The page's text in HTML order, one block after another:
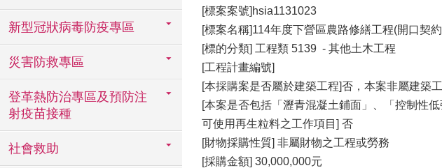
新型冠狀病毒防疫專區
災害防救專區
登革熱防治專區及預防注
射疫苗接種
社會救助
[標案案號]hsia1131023
[標案名稱]114年度下營區農路修繕工程(開口契
[標的分類] 工程類 5139 - 其他土木工程
[工程計畫編號]
[本採購案是否屬於建築工程]否，本案非屬建築
[本案是否包括「瀝青混凝土鋪面」、「控制性
可使用再生粒料之工作項目] 否
[財物採購性質] 非屬財物之工程或勞務
[採購金額] 30,000,000元